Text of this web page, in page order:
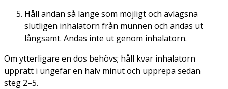
Håll andan så länge som möjligt och avlägsna
slutligen inhalatorn från munnen och andas ut
långsamt. Andas inte ut genom inhalatorn.
Om ytterligare en dos behövs; håll kvar inhalatorn
upprätt i ungefär en halv minut och upprepa sedan
steg 2–5.